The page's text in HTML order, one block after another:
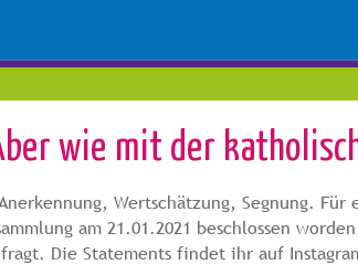
wie mit der
Wertschätzung, Segnung.
am 21.01.2021 beschlossen
Die Statements findet ihr auf